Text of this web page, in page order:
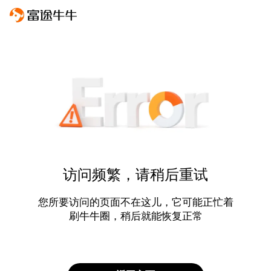
访问频繁，请稍后重试
您所要访问的页面不在这儿，它可能正忙着
刷牛牛圈，稍后就能恢复正常